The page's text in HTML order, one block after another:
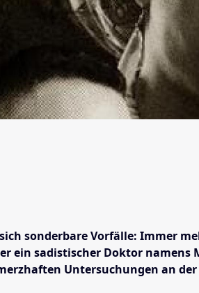
sonderbare Vorfälle: Immer
ein sadistischer Doktor
Untersuchungen an